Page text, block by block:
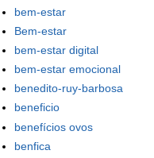
bem-estar
Bem-estar
bem-estar digital
bem-estar emocional
benedito-ruy-barbosa
beneficio
benefícios ovos
benfica